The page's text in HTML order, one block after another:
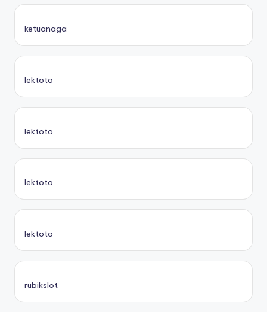
ketuanaga
lektoto
lektoto
lektoto
lektoto
rubikslot